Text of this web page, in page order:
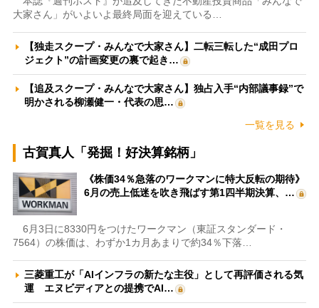
大家さん」がいよいよ最終局面を迎えている…
【独走スクープ・みんなで大家さん】二転三転した“成田プロ
ジェクト”の計画変更の裏で起き…
【追及スクープ・みんなで大家さん】独占入手“内部議事録”で
明かされる柳瀬健一・代表の思…
一覧を見る
古賀真人「発掘！好決算銘柄」
《株価34％急落のワークマンに特大反転の期待》
6月の売上低迷を吹き飛ばす第1四半期決算、…
6月3日に8330円をつけたワークマン（東証スタンダード・
7564）の株価は、わずか1カ月あまりで約34％下落…
三菱重工が「AIインフラの新たな主役」として再評価される気
運 エヌビディアとの提携でAI…